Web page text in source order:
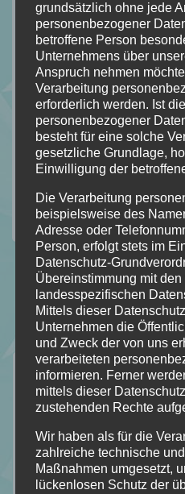
Infernas begleitet, eine
Tod für jede Hexe. Everly hat
Was der attraktive Herrscher
jemand scheint Everlys
der Hand. Als Spionin soll sie
Leidenschaft, die zwischen
allerdings unmöglich …
Kategorie:ALLGEMEIN,
Neuste Rezensionen
grundsätzlich ohne jede
personenbezogener
betroffene Person
Unternehmens über
Anspruch nehmen
Verarbeitung
erforderlich werden. Ist
personenbezogener
besteht für eine solche
gesetzliche Grundlage,
Einwilligung der
Die Verarbeitung
beispielsweise des
Adresse oder
Person, erfolgt stets im
Datenschutz-
Übereinstimmung mit
landesspezifischen
Mittels dieser
Unternehmen die
und Zweck der von uns
verarbeiteten
informieren. Ferner
mittels dieser
zustehenden Rechte
Wir haben als für die
zahlreiche technische
Maßnahmen umgesetzt,
lückenlosen Schutz der